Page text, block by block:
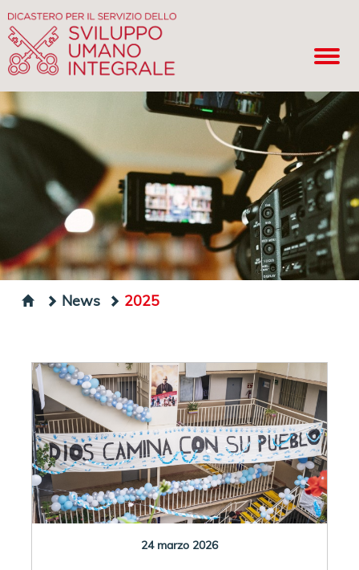
News 2025
24 marzo 2026